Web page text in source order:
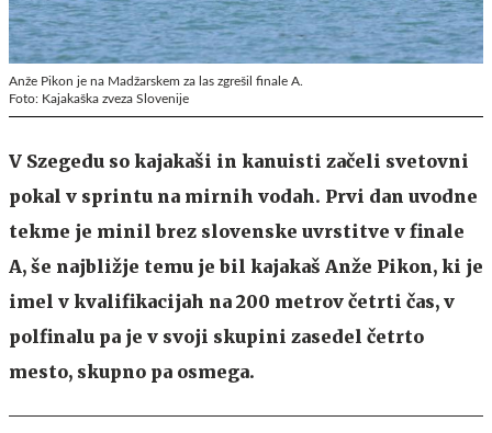
Anže Pikon je na Madžarskem za las zgrešil finale A.
Foto: Kajakaška zveza Slovenije
V Szegedu so kajakaši in kanuisti začeli svetovni
pokal v sprintu na mirnih vodah. Prvi dan uvodne
tekme je minil brez slovenske uvrstitve v finale
A, še najbližje temu je bil kajakaš Anže Pikon, ki je
imel v kvalifikacijah na 200 metrov četrti čas, v
polfinalu pa je v svoji skupini zasedel četrto
mesto, skupno pa osmega.